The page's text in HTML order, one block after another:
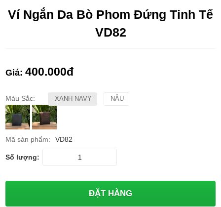
Ví Ngắn Da Bò Phom Đứng Tinh Tế
VD82
Giá:400.000đ
Màu Sắc: XANH NAVY NÂU
Mã sản phẩm: VD82
Số lượng: